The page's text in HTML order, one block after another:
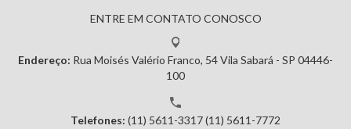
ENTRE EM CONTATO CONOSCO
Endereço: Rua Moisés Valério Franco, 54Vila Sabará - SP 04446-
100
Telefones: (11) 5611-3317(11) 5611-7772